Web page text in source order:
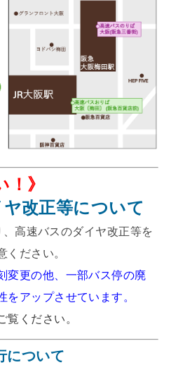
！》
改正等について
、高速バスのダイヤ改正等を
ください。
変更の他、一部バス停の廃
をアップさせています。
覧ください。
について